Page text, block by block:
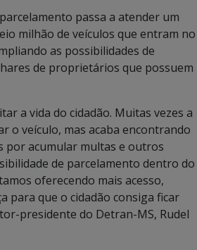
passa a atender um
milhão de veículos que entram no
as possibilidades de
de proprietários que possuem
a vida do cidadão. Muitas vezes a
o veículo, mas acaba encontrando
por acumular multas e outros
de parcelamento dentro do
oferecendo mais acesso,
para que o cidadão consiga ficar
presidente do Detran-MS, Rudel